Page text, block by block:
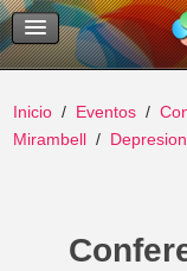
Temas
Buscar
Inicio Eventos
Mirambell